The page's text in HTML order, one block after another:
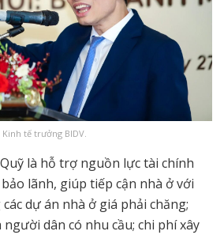
tế trưởng BIDV.
là hỗ trợ nguồn lực tài chính
lãnh, giúp tiếp cận nhà ở với
dự án nhà ở giá phải chăng;
dân có nhu cầu; chi phí xây